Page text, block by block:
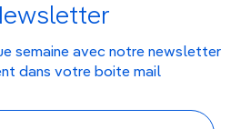
semaine avec notre newsletter
dans votre boite mail